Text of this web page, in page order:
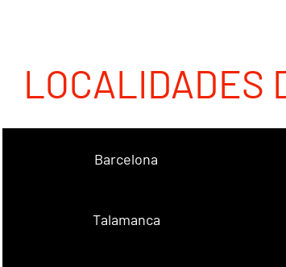
LOCALIDADES
Barcelona
Talamanca